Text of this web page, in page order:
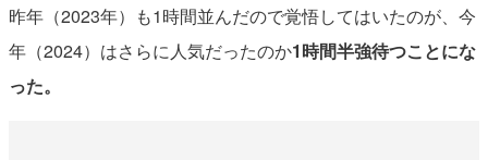
昨年（2023年）も1時間並んだので覚悟してはいたのが、今
年（2024）はさらに人気だったのか1時間半強待つことにな
った。